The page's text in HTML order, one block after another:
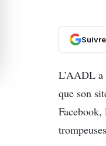
L’AADL a
que son